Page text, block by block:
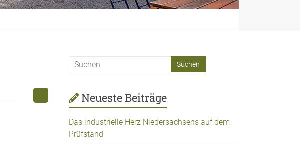
Neueste Beiträge
Das industrielle Herz Niedersachsens auf dem
Prüfstand